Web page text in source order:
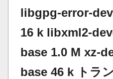
libgpg-error-
16 k libxml2-
base 1.0 M xz-
base 46 k トラ